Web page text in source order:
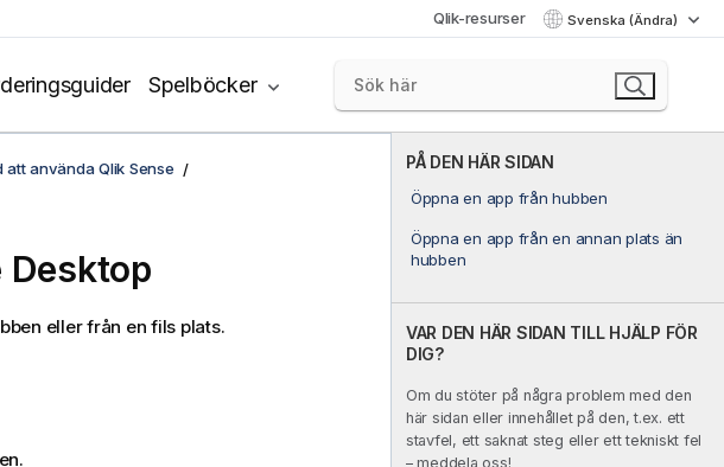
Qlik-resurser Svenska (Ändra)
Spelböcker
PÅ DEN HÄR SIDAN
Öppna en app från hubben
Öppna en app från en annan plats än
hubben
VAR DEN HÄR SIDAN TILL HJÄLP FÖR
DIG?
Om du stöter på några problem med den
här sidan eller innehållet på den, t.ex. ett
stavfel, ett saknat steg eller ett tekniskt fel
– meddela oss!
att använda Qlik Sense
Desktop
eller från en fils plats.